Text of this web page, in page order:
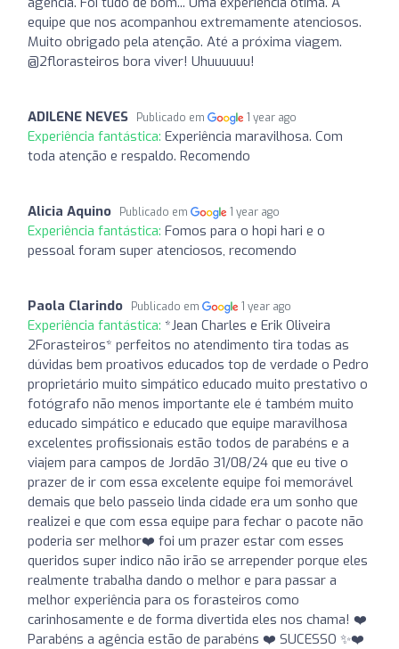
equipe que nos acompanhou extremamente atenciosos.
Muito obrigado pela atenção. Até a próxima viagem.
@2florasteiros bora viver! Uhuuuuuu!
ADILENE NEVES Publicado em 1 year ago
Experiência fantástica: Experiência maravilhosa. Com
toda atenção e respaldo. Recomendo
Alicia Aquino Publicado em 1 year ago
Experiência fantástica: Fomos para o hopi hari e o
pessoal foram super atenciosos, recomendo
Paola Clarindo Publicado em 1 year ago
Experiência fantástica: *Jean Charles e Erik Oliveira
2Forasteiros* perfeitos no atendimento tira todas as
dúvidas bem proativos educados top de verdade o Pedro
proprietário muito simpático educado muito prestativo o
fotógrafo não menos importante ele é também muito
educado simpático e educado que equipe maravilhosa
excelentes profissionais estão todos de parabéns e a
viajem para campos de Jordão 31/08/24 que eu tive o
prazer de ir com essa excelente equipe foi memorável
demais que belo passeio linda cidade era um sonho que
realizei e que com essa equipe para fechar o pacote não
poderia ser melhor❤️ foi um prazer estar com esses
queridos super indico não irão se arrepender porque eles
realmente trabalha dando o melhor e para passar a
melhor experiência para os forasteiros como
carinhosamente e de forma divertida eles nos chama! ❤️
Parabéns a agência estão de parabéns ❤️ SUCESSO ✨❤️